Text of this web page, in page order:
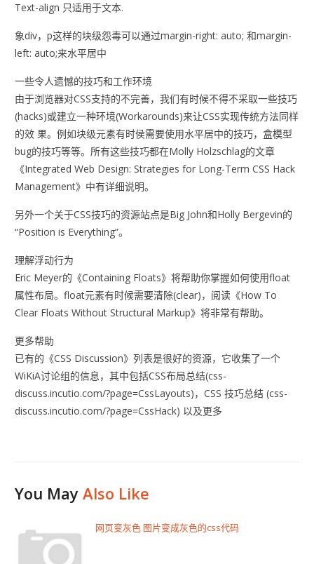
Text-align 只适用于文本.
象div，p这样的块级怨毒可以通过margin-right: auto; 和margin-
left: auto;来水平居中
一些令人遗憾的技巧和工作环境
由于浏览器对CSS支持的不完善，我们有时候不得不采取一些技巧
(hacks)或建立一种环境(Workarounds)来让CSS实现传统方法同样
的效 果。例如块级元素有时侯需要使用水平居中的技巧，盒模型
bug的技巧等等。所有这些技巧都在Molly Holzschlag的文章
《Integrated Web Design: Strategies for Long-Term CSS Hack
Management》中有详细说明。
另外一个关于CSS技巧的资源站点是Big John和Holly Bergevin的
“Position is Everything”。
理解浮动行为
Eric Meyer的《Containing Floats》将帮助你掌握如何使用float
属性布局。float元素有时候需要清除(clear)，阅读《How To
Clear Floats Without Structural Markup》将非常有帮助。
更多帮助
已有的《CSS Discussion》列表是很好的资源，它收集了一个
WiKiA讨论组的信息，其中包括CSS布局总结(css-
discuss.incutio.com/?page=CssLayouts)，CSS 技巧总结 (css-
discuss.incutio.com/?page=CssHack) 以及更多
You MayAlso Like
网页变灰色 图片变成灰色的css代码